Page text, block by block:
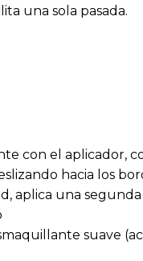
una sola pasada.
con el aplicador,
hacia los
aplica una
suave